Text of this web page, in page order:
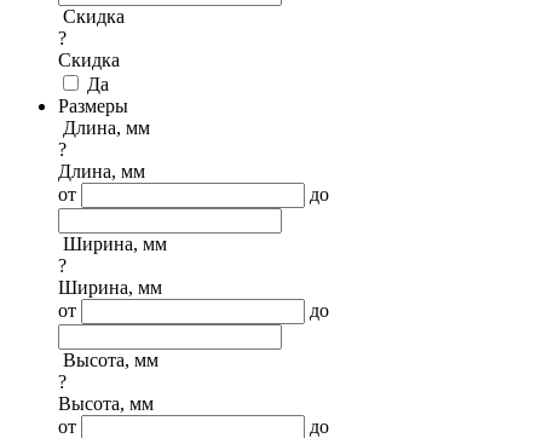
Скидка
?
Скидка
Да
Размеры
Длина, мм
?
Длина, мм
от
до
Ширина, мм
?
Ширина, мм
от
до
Высота, мм
?
Высота, мм
от
до